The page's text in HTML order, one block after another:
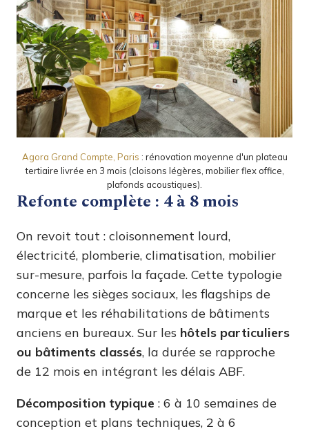
Agora Grand Compte, Paris : rénovation moyenne d'un plateau
tertiaire livrée en 3 mois (cloisons légères, mobilier flex office,
plafonds acoustiques).
Refonte complète : 4 à 8 mois
On revoit tout : cloisonnement lourd,
électricité, plomberie, climatisation, mobilier
sur-mesure, parfois la façade. Cette typologie
concerne les sièges sociaux, les flagships de
marque et les réhabilitations de bâtiments
anciens en bureaux. Sur les hôtels particuliers
ou bâtiments classés, la durée se rapproche
de 12 mois en intégrant les délais ABF.
Décomposition typique : 6 à 10 semaines de
conception et plans techniques, 2 à 6